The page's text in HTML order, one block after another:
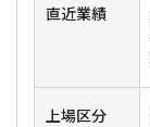
直近業績
上場区分